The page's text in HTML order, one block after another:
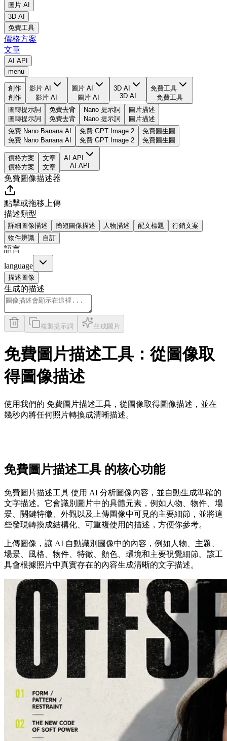
圖片 AI
3D AI
免費工具
價格方案
文章
AI API
menu
創作
創作
影片 AI
影片 AI
圖片 AI
圖片 AI
3D AI
3D AI
免費工具
免費工具
圖轉提示詞
圖轉提示詞
免費去背
免費去背
Nano 提示詞
Nano 提示詞
圖片描述
圖片描述
免費 Nano Banana AI
免費 Nano Banana AI
免費 GPT Image 2
免費 GPT Image 2
免費圖生圖
免費圖生圖
價格方案
價格方案
文章
文章
AI API
AI API
免費圖像描述器
點擊或拖移上傳
描述類型
詳細圖像描述 簡短圖像描述 人物描述 配文標題
行銷文案
物件辨識
自訂
語言
language
描述圖像
生成的描述
複製提示詞 生成圖片
免費圖片描述工具：從圖像取
得圖像描述
使用我們的 免費圖片描述工具，從圖像取得圖像描述，並在
幾秒內將任何照片轉換成清晰描述。
免費圖片描述工具 的核心功能
免費圖片描述工具 使用 AI 分析圖像內容，並自動生成準確的
文字描述。它會識別圖片中的具體元素，例如人物、物件、場
景、關鍵特徵、外觀以及上傳圖像中可見的主要細節，並將這
些發現轉換成結構化、可重複使用的描述，方便你參考。
上傳圖像，讓 AI 自動識別圖像中的內容，例如人物、主題、
場景、風格、物件、特徵、顏色、環境和主要視覺細節。該工
具會根據照片中真實存在的內容生成清晰的文字描述。